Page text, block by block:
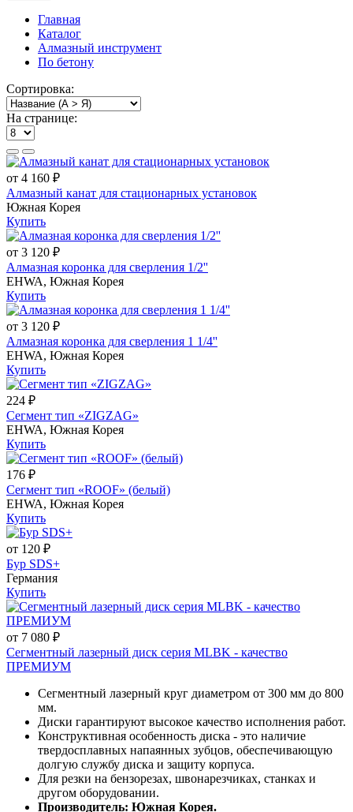
Главная
Каталог
Алмазный инструмент
По бетону
Сортировка:
На странице:
от 4 160 ₽
Алмазный канат для стационарных установок
Южная Корея
Купить
от 3 120 ₽
Алмазная коронка для сверления 1/2''
EHWA, Южная Корея
Купить
от 3 120 ₽
Алмазная коронка для сверления 1 1/4''
EHWA, Южная Корея
Купить
224 ₽
Сегмент тип «ZIGZAG»
EHWA, Южная Корея
Купить
176 ₽
Сегмент тип «ROOF» (белый)
EHWA, Южная Корея
Купить
от 120 ₽
Бур SDS+
Германия
Купить
от 7 080 ₽
Сегментный лазерный диск серия MLBK - качество
ПРЕМИУМ
Сегментный лазерный круг диаметром от 300 мм до 800
мм.
Диски гарантируют высокое качество исполнения работ.
Конструктивная особенность диска - это наличие
твердосплавных напаянных зубцов, обеспечивающую
долгую службу диска и защиту корпуса.
Для резки на бензорезах, швонарезчиках, станках и
другом оборудовании.
Производитель: Южная Корея.